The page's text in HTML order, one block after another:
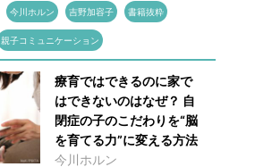
今川ホルン 吉野加容子 書籍抜粋
親子コミュニケーション
療育ではできるのに家で
はできないのはなぜ？ 自
閉症の子のこだわりを“脳
を育てる力”に変える方法
今川ホルン